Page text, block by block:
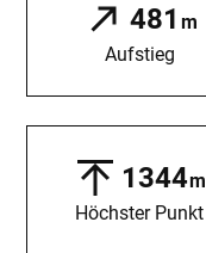
481m
Aufstieg
1344m
Höchster Punkt